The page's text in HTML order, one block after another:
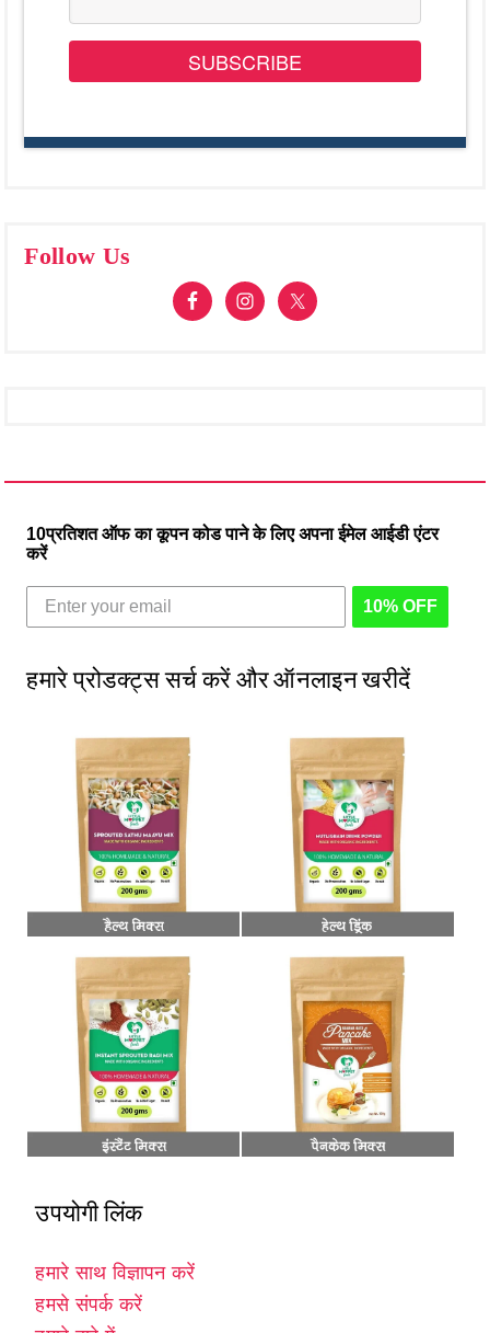
SUBSCRIBE
Follow Us
10प्रतिशत ऑफ का कूपन कोड पाने के लिए अपना ईमेल आईडी एंटर
करें
10% OFF
हमारे प्रोडक्ट्स सर्च करें और ऑनलाइन खरीदें
उपयोगी लिंक
हमारे साथ विज्ञापन करें
हमसे संपर्क करें